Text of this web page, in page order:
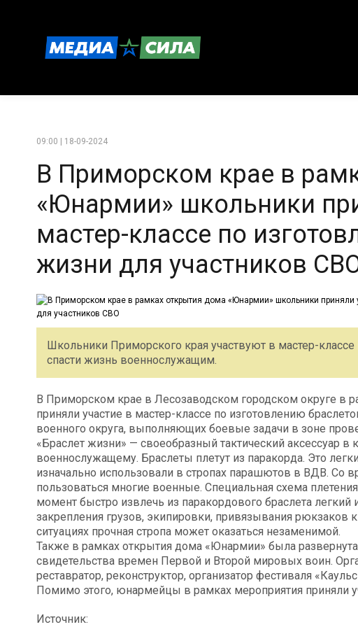
09:00 | 18-09-2024
В Приморском крае в
«Юнармии» школьники
мастер-классе по
жизни для участников
Школьники Приморского края участвуют в мастер-
спасти жизнь военнослужащим.
В Приморском крае в Лесозаводском городском округе в
приняли участие в мастер-классе по изготовлению
военного округа, выполняющих боевые задачи в зоне
«Браслет жизни» — своеобразный тактический аксессуар в
военнослужащему. Браслеты плетут из паракорда. Это
изначально использовали в стропах парашютов в ВДВ. Со
пользоваться многие военные. Специальная схема
момент быстро извлечь из паракордового браслета
закрепления грузов, экипировки, привязывания рюкзаков
ситуациях прочная стропа может оказаться незаменимой.
Также в рамках открытия дома «Юнармии» была
свидетельства времен Первой и Второй мировых воин.
реставратор, реконструктор, организатор фестиваля
Помимо этого, юнармейцы в рамках мероприятия приняли
Источник: